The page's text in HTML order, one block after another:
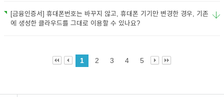
[금융인증서] 휴대폰번호는 바꾸지 않고, 휴대폰 기기만 변경한 경우, 기존
에 생성한 클라우드를 그대로 이용할 수 있나요?
1 2 3 4 5